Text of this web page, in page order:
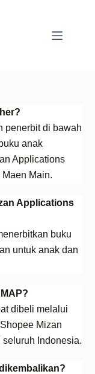
penerbit di bawah
anak
Applications
Main.
Applications
buku
untuk anak dan
dibeli melalui
Mizan
Indonesia.